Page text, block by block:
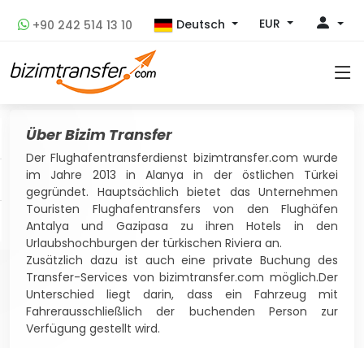
+90 242 514 13 10 Deutsch EUR
Über Bizim Transfer
Der Flughafentransferdienst bizimtransfer.com wurde
im Jahre 2013 in Alanya in der östlichen Türkei
gegründet. Hauptsächlich bietet das Unternehmen
Touristen Flughafentransfers von den Flughäfen
Antalya und Gazipasa zu ihren Hotels in den
Urlaubshochburgen der türkischen Riviera an.
Zusätzlich dazu ist auch eine private Buchung des
Transfer-Services von bizimtransfer.com möglich.Der
Unterschied liegt darin, dass ein Fahrzeug mit
Fahrerausschließlich der buchenden Person zur
Verfügung gestellt wird.